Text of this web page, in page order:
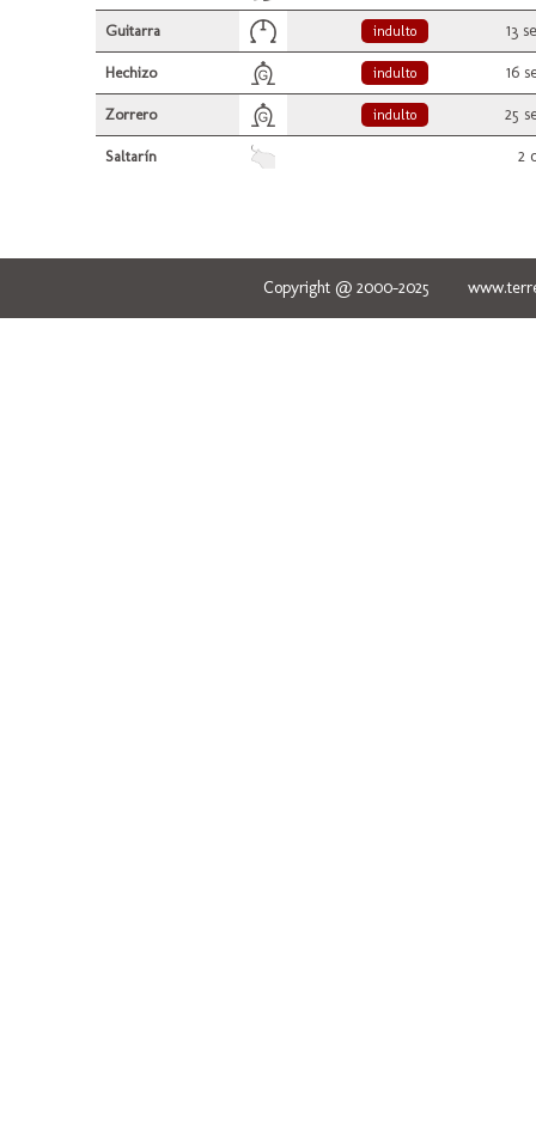
Guitarra indulto 13
Hechizo indulto 16
Zorrero indulto 25
Saltarín 2
Copyright @ 2000-2025